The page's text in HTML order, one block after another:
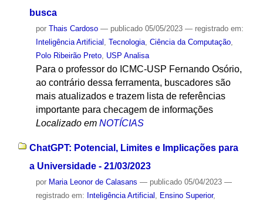
busca
por Thais Cardoso — publicado05/05/2023 — registrado em:
Inteligência Artificial Tecnologia, Ciência da Computação,
Polo Ribeirão Preto, USP Analisa
Para o professor do ICMC-USP Fernando Osório,
ao contrário dessa ferramenta, buscadores são
mais atualizados e trazem lista de referências
importante para checagem de informações
Localizado em NOTÍCIAS
ChatGPT: Potencial, Limites e Implicações para
a Universidade - 21/03/2023
por Maria Leonor de Calasans — publicado05/04/2023 —
registrado em: Inteligência Artificial , Ensino Superior,